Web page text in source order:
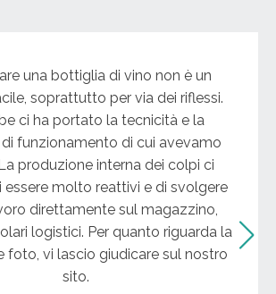
una bottiglia di vino non è un
soprattutto per via dei riflessi.
ci ha portato la tecnicità e la
funzionamento di cui avevamo
produzione interna dei colpi ci
molto reattivi e di svolgere
direttamente sul magazzino,
logistici. Per quanto riguarda la
foto, vi lascio giudicare sul nostro
sito.